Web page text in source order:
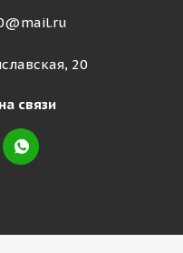
20
связи